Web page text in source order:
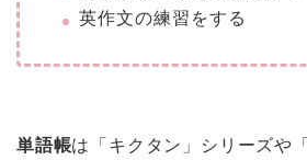
英作文の練習をする
単語帳は「キクタン」シリーズや